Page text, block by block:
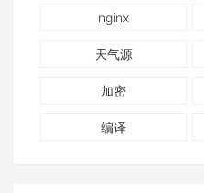
nginx
天气源
加密
编译